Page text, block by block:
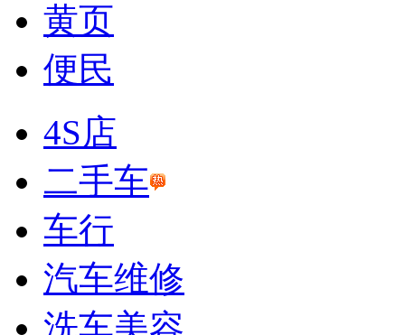
黄页
便民
4S店
二手车
车行
汽车维修